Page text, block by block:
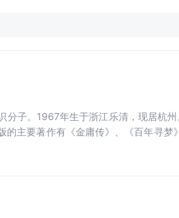
分子。1967年生于浙江乐清，现居杭
的主要著作有《金庸传》、《百年寻